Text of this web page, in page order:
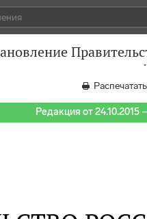
Распечатать
Редакция от 24.10.2015